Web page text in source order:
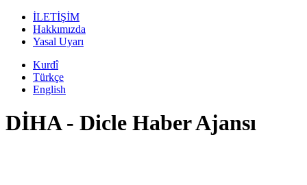
İLETİŞİM
Hakkımızda
Yasal Uyarı
Kurdî
Türkçe
English
DİHA - Dicle Haber Ajansı